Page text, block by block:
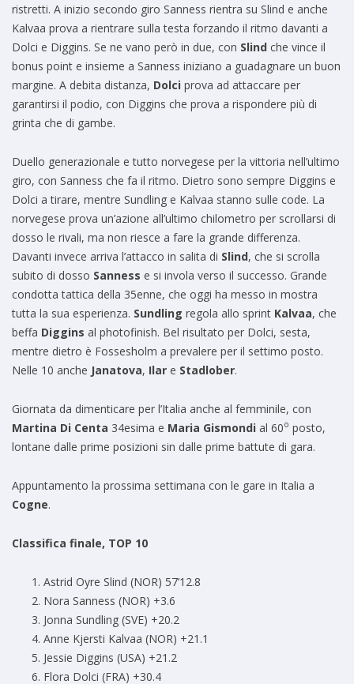
ristretti. A inizio secondo giro Sanness rientra su Slind e anche
Kalvaa prova a rientrare sulla testa forzando il ritmo davanti a
Dolci e Diggins. Se ne vano però in due, con Slind che vince il
bonus point e insieme a Sanness iniziano a guadagnare un buon
margine. A debita distanza, Dolci prova ad attaccare per
garantirsi il podio, con Diggins che prova a rispondere più di
grinta che di gambe.
Duello generazionale e tutto norvegese per la vittoria nell’ultimo
giro, con Sanness che fa il ritmo. Dietro sono sempre Diggins e
Dolci a tirare, mentre Sundling e Kalvaa stanno sulle code. La
norvegese prova un’azione all’ultimo chilometro per scrollarsi di
dosso le rivali, ma non riesce a fare la grande differenza.
Davanti invece arriva l’attacco in salita di Slind, che si scrolla
subito di dosso Sanness e si invola verso il successo. Grande
condotta tattica della 35enne, che oggi ha messo in mostra
tutta la sua esperienza. Sundling regola allo sprint Kalvaa, che
beffa Diggins al photofinish. Bel risultato per Dolci, sesta,
mentre dietro è Fossesholm a prevalere per il settimo posto.
Nelle 10 anche Janatova, Ilar e Stadlober.
Giornata da dimenticare per l’Italia anche al femminile, con
Martina Di Centa 34esima e Maria Gismondi al 60o posto,
lontane dalle prime posizioni sin dalle prime battute di gara.
Appuntamento la prossima settimana con le gare in Italia a
Cogne.
Classifica finale, TOP 10
Astrid Oyre Slind (NOR) 57’12.8
Nora Sanness (NOR) +3.6
Jonna Sundling (SVE) +20.2
Anne Kjersti Kalvaa (NOR) +21.1
Jessie Diggins (USA) +21.2
Flora Dolci (FRA) +30.4